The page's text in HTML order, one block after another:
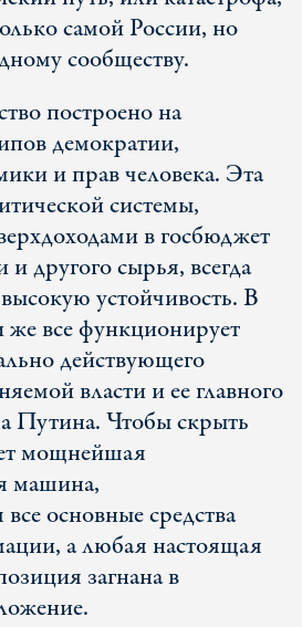
самой России, но
сообществу.
построено на
демократии,
и прав человека. Эта
системы,
в госбюджет
другого сырья, всегда
устойчивость. В
же все функционирует
действующего
власти и ее главного
Путина. Чтобы скрыть
мощнейшая
машина,
основные средства
а любая настоящая
загнана в